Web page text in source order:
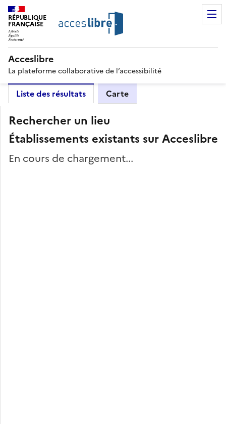
RÉPUBLIQUE
FRANÇAISE
Acceslibre
La plateforme collaborative de l’accessibilité
Liste des résultats Carte
Rechercher un lieu
Établissements existants sur Acceslibre
En cours de chargement...